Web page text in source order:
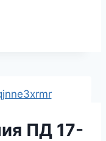
ПД 17-